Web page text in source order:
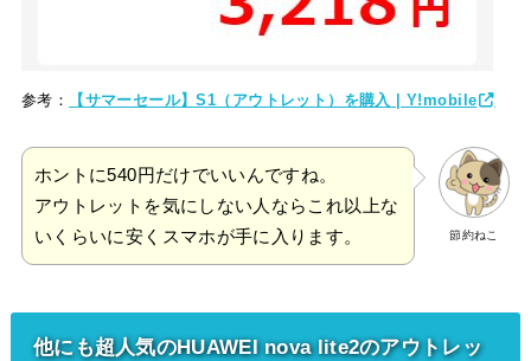
参考： 【サマーセール】S1（アウトレット）を購入 | Y!mobile
節約ねこ
ホントに540円だけでいいんですね。
アウトレットを気にしない人ならこれ以上な
いくらいに安くスマホが手に入ります。
他にも超人気のHUAWEI nova lite2のアウトレッ